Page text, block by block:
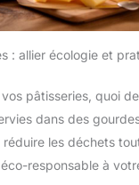
: allier écologie et
pâtisseries, quoi
dans des
réduire les déchets
responsable à